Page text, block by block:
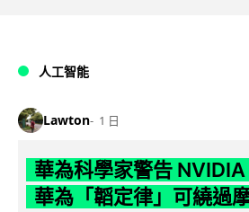
人工智能
Lawton 1 日
華為科學家警告
華為「韜定律」可繞過